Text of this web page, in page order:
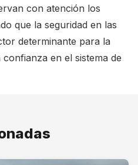
con atención los
que la seguridad en las
determinante para la
en el sistema de